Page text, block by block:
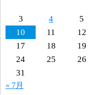
3
4 5
10
11 12
17
18 19
24
25 26
31
« 7月